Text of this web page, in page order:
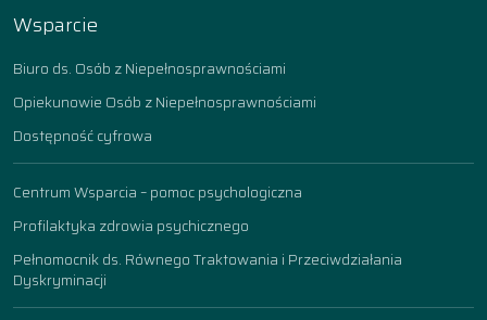
Wsparcie
Biuro ds. Osób z Niepełnosprawnościami
Opiekunowie Osób z Niepełnosprawnościami
Dostępność cyfrowa
Centrum Wsparcia – pomoc psychologiczna
Profilaktyka zdrowia psychicznego
Pełnomocnik ds. Równego Traktowania i Przeciwdziałania
Dyskryminacji